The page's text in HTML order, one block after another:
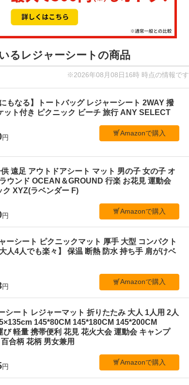
るレジャーシートの商品
※2026年08月08日16時 時点の情報です
もなる】トートバッグ レジャーシート 2WAY 撥
ット付き ピクニック ビーチ 旅行 ANY SELECT
円
Amazonで購入
遠足 アウトドアシート マット 男の子 女の子 オ
ウンド OCEAN＆GROUND 行楽 お花見 運動会
ク XYZ(ラベンダー F)
円
Amazonで購入
ーシート ピクニックマット 厚手 大型 コンパクト
人4人でも楽々】 保温 断熱 防水 持ち手 肩がけベ
円
Amazonで購入
シート レジャーマット 折りたたみ 大人 1人用 2人
145*80CM 145*180CM 145*200CM
び 軽量 携帯便利 花見 花火大会 運動会 キャンプ
合柄 花柄 男女兼用
円
Amazonで購入